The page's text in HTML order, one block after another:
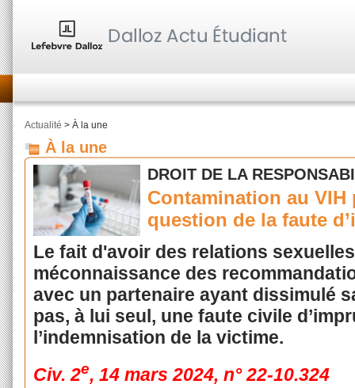
Actualité > À la une
À la une
DROIT DE LA
Contamination au
question de la faute
Le fait d'avoir des relations
méconnaissance des
avec un partenaire ayant dissimulé
pas, à lui seul, une faute civile
l’indemnisation de la victime.
Civ. 2e, 14 mars 2024, n° 22-10.324